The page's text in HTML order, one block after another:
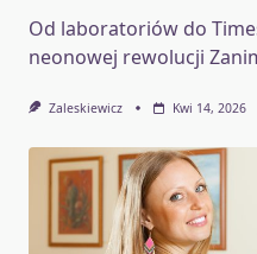
Od laboratoriów do
neonowej rewolucji
Zaleskiewicz Kwi 14, 2026